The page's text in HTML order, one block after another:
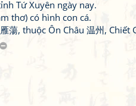
Tứ Xuyên ngày nay.
thơ) có hình con cá.
蕩, thuộc Ôn Châu 温州, Chiết